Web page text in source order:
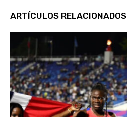
ARTÍCULOS RELACIONADOS